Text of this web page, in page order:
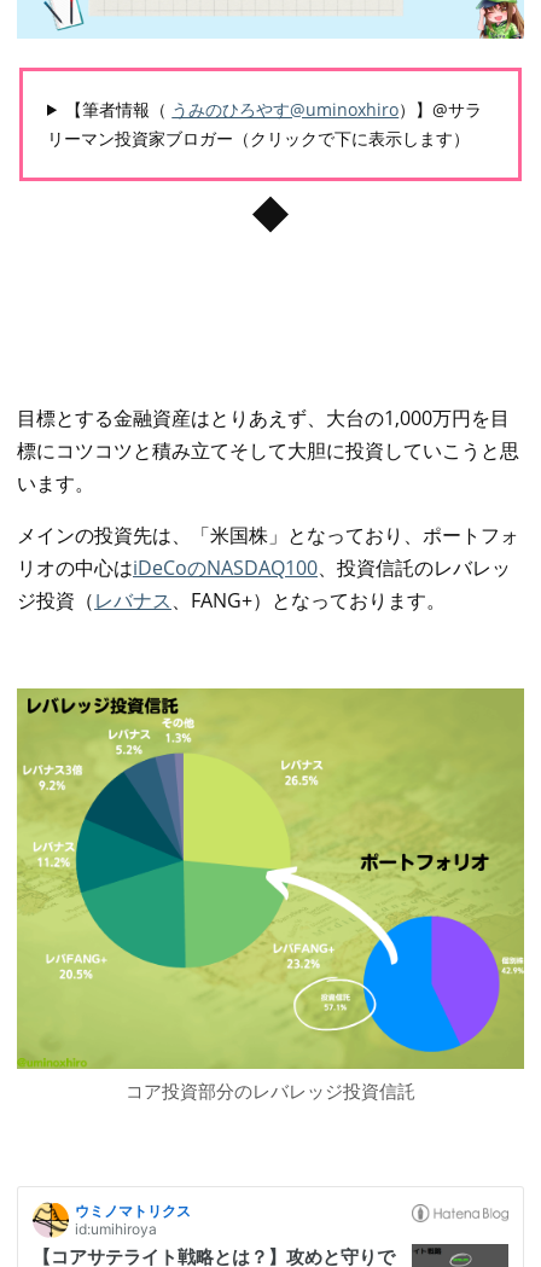
【筆者情報（ うみのひろやす@uminoxhiro）】@サラ
リーマン投資家ブロガー（クリックで下に表示します）
◆
目標とする金融資産はとりあえず、大台の1,000万円を目
標にコツコツと積み立てそして大胆に投資していこうと思
います。
メインの投資先は、「米国株」となっており、ポートフォ
リオの中心はiDeCoのNASDAQ100、投資信託のレバレッ
ジ投資（レバナス、FANG+）となっております。
コア投資部分のレバレッジ投資信託